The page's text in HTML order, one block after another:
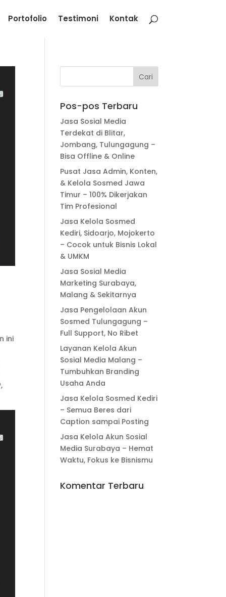
Portofolio Testimoni Kontak
ini
Pos-pos Terbaru
Jasa Sosial Media
Terdekat di Blitar,
Jombang, Tulungagung –
Bisa Offline & Online
Pusat Jasa Admin, Konten,
& Kelola Sosmed Jawa
Timur – 100% Dikerjakan
Tim Profesional
Jasa Kelola Sosmed
Kediri, Sidoarjo, Mojokerto
– Cocok untuk Bisnis Lokal
& UMKM
Jasa Sosial Media
Marketing Surabaya,
Malang & Sekitarnya
Jasa Pengelolaan Akun
Sosmed Tulungagung –
Full Support, No Ribet
Layanan Kelola Akun
Sosial Media Malang –
Tumbuhkan Branding
Usaha Anda
Jasa Kelola Sosmed Kediri
– Semua Beres dari
Caption sampai Posting
Jasa Kelola Akun Sosial
Media Surabaya – Hemat
Waktu, Fokus ke Bisnismu
Komentar Terbaru